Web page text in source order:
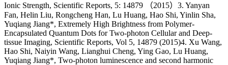
Ionic Strength, Scientific Reports, 5: 14879 （2015）3. Yanyan
Fan, Helin Liu, Rongcheng Han, Lu Huang, Hao Shi, Yinlin Sha,
Yuqiang Jiang*, Extremely High Brightness from Polymer-
Encapsulated Quantum Dots for Two-photon Cellular and Deep-
tissue Imaging, Scientific Reports, Vol 5, 14879 (2015)4. Xu Wang,
Hao Shi, Naiyin Wang, Lianghui Cheng, Ying Gao, Lu Huang,
Yuqiang Jiang*, Two-photon luminescence and second harmonic